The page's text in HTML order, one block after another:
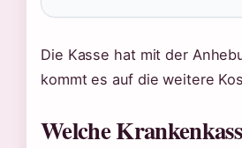
Die Kasse hat mit der
kommt es auf die weitere
Welche